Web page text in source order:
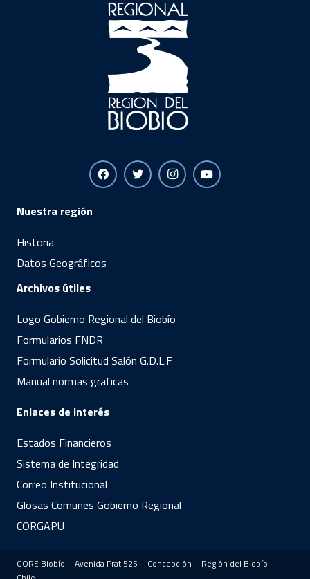
Nuestra región
Historia
Datos Geográficos
Archivos útiles
Logo Gobierno Regional del Biobío
Formularios FNDR
Formulario Solicitud Salón G.D.L.F
Manual normas graficas
Enlaces de interés
Estados Financieros
Sistema de Integridad
Correo Institucional
Glosas Comunes Gobierno Regional
CORGAPU
GORE Biobío – Avenida Prat 525 – Concepción – Región del Biobío –